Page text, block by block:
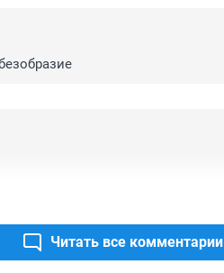
Читать все комментарии